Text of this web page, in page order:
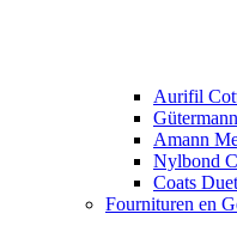
Aurifil
Amann
Nylbond
Coats
Fournituren en